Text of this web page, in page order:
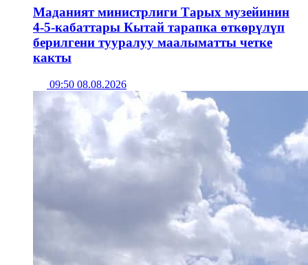
Маданият министрлиги Тарых музейинин
4-5-кабаттары Кытай тарапка өткөрүлүп
берилгени тууралуу маалыматты четке
какты
09:50 08.08.2026